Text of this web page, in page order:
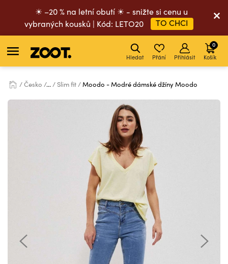
☀ –20 % na letní obutí ☀ - snižte si cenu u
vybraných kousků | Kód: LETO20
TO CHCI
Hledat Přání Přihlásit Košík
0
Česko ... Slim fit Moodo - Modré dámské džíny Moodo